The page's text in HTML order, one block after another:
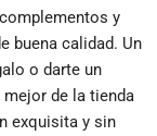
y
buena calidad. Un
o darte un
de la tienda
exquisita y sin